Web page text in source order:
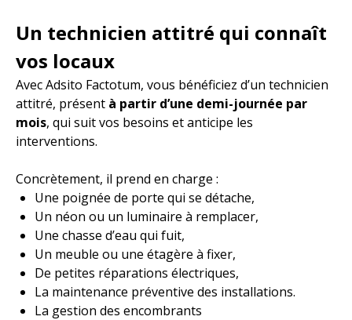
Un technicien attitré qui connaît
vos locaux
Avec Adsito Factotum, vous bénéficiez d’un technicien
attitré, présent à partir d’une demi-journée par
mois, qui suit vos besoins et anticipe les
interventions.
Concrètement, il prend en charge :
Une poignée de porte qui se détache,
Un néon ou un luminaire à remplacer,
Une chasse d’eau qui fuit,
Un meuble ou une étagère à fixer,
De petites réparations électriques,
La maintenance préventive des installations.
La gestion des encombrants